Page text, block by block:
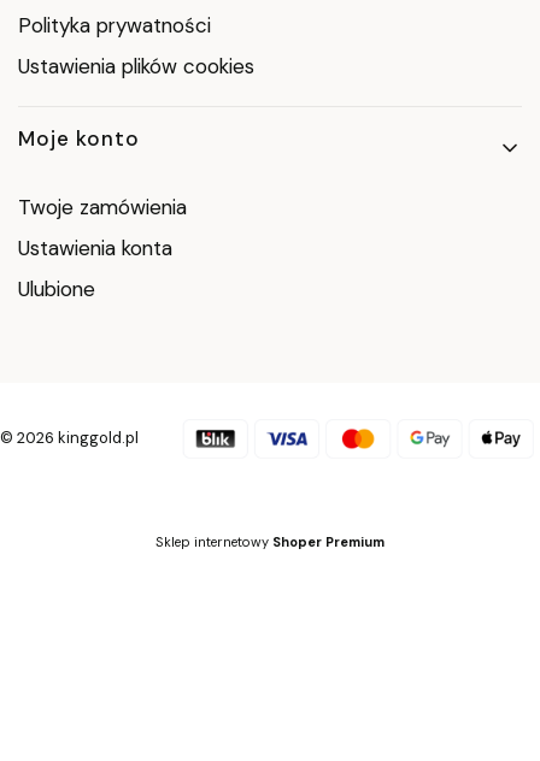
Polityka prywatności
Ustawienia plików cookies
Moje konto
Twoje zamówienia
Ustawienia konta
Ulubione
© 2026 kinggold.pl
Sklep internetowy Shoper Premium